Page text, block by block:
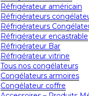
Réfrigérateur américain
Réfrigérateurs
Réfrigérateurs
Réfrigérateur encastrable
Réfrigérateur Bar
Réfrigérateur vitrine
Tous nos congélateurs
Congélateurs armoires
Congélateur coffre